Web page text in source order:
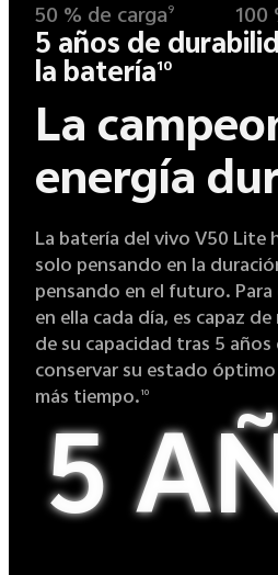
50 % de carga 9 100
5 años de
la batería10
La
energía
La batería del vivo V50 Lite
solo pensando en la
pensando en el futuro.
en ella cada día, es capaz
de su capacidad tras 5 años
conservar su estado
más tiempo. 10
5